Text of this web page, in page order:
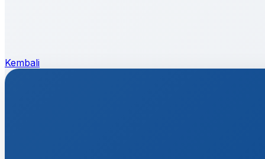
Kembali